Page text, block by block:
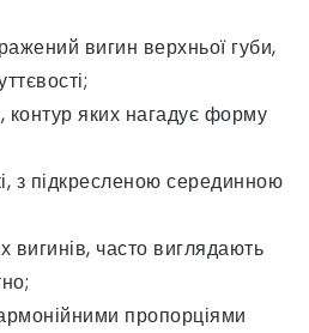
вигин верхньої губи,
контур яких нагадує форму
з підкресленою серединною
вигинів, часто виглядають
пропорціями